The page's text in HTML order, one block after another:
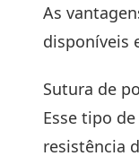
As
disponíveis
Sutura de
Esse tipo
resistência